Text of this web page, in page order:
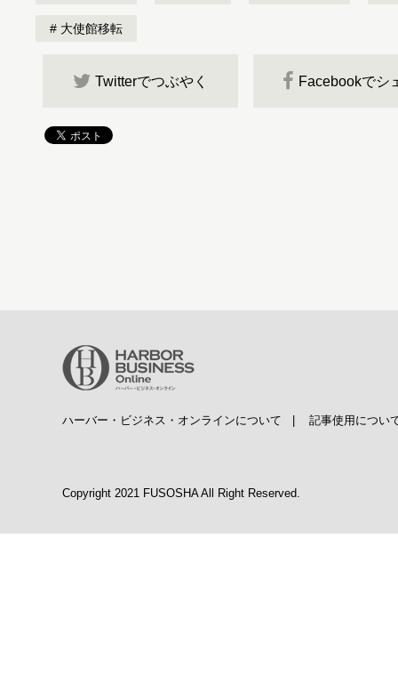
大使館移転
Twitterでつぶやく Facebookでシ
ハーバー・ビジネス・オンラインについて 記事使用につい
Copyright 2021 FUSOSHA All Right Reserved.